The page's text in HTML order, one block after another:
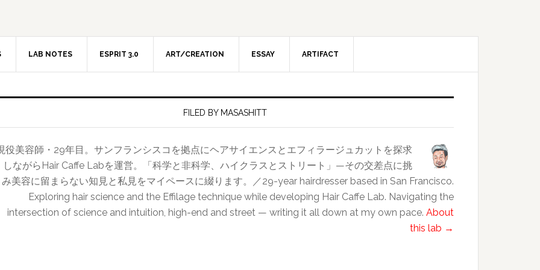
LAB NOTES ESPRIT 3.0 ART/CREATION ESSAY ARTIFACT
FILED BY MASASHITT
役美容師・29年目。サンフランシスコを拠点にヘアサイエンスとエフィラージュカットを探求
しながらHair Caffe Labを運営。「科学と非科学、ハイクラスとストリート」—その交差点に挑
み美容に留まらない知見と私見をマイペースに綴ります。／29-year hairdresser based in San Francisco.
Exploring hair science and the Effilage technique while developing Hair Caffe Lab. Navigating the
intersection of science and intuition, high-end and street — writing it all down at my own pace. About
this lab →